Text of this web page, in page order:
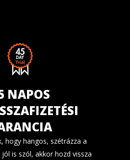
NAPOS
hogy hangos, szétrázza a
is szól, akkor hozd vissza